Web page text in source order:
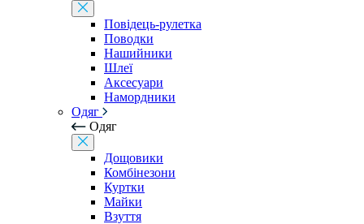
Повідець-рулетка
Поводки
Нашийники
Шлеї
Аксесуари
Намордники
Одяг
Одяг
Дощовики
Комбінезони
Куртки
Майки
Взуття